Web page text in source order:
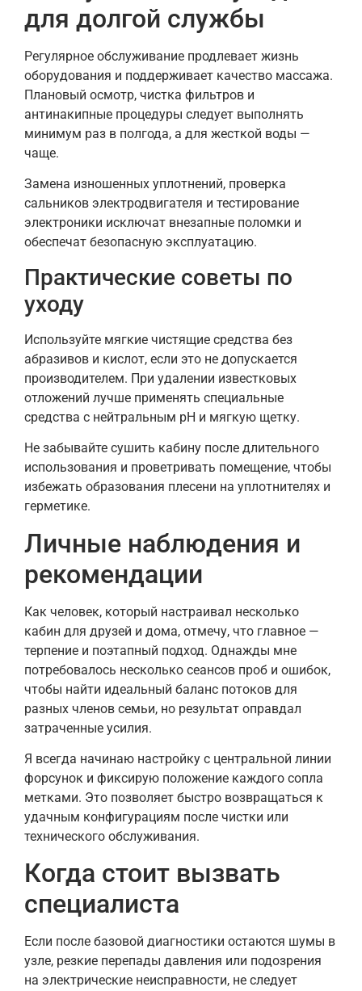
для долгой службы
Регулярное обслуживание продлевает жизнь
оборудования и поддерживает качество массажа.
Плановый осмотр, чистка фильтров и
антинакипные процедуры следует выполнять
минимум раз в полгода, а для жесткой воды —
чаще.
Замена изношенных уплотнений, проверка
сальников электродвигателя и тестирование
электроники исключат внезапные поломки и
обеспечат безопасную эксплуатацию.
Практические советы по
уходу
Используйте мягкие чистящие средства без
абразивов и кислот, если это не допускается
производителем. При удалении известковых
отложений лучше применять специальные
средства с нейтральным pH и мягкую щетку.
Не забывайте сушить кабину после длительного
использования и проветривать помещение, чтобы
избежать образования плесени на уплотнителях и
герметике.
Личные наблюдения и
рекомендации
Как человек, который настраивал несколько
кабин для друзей и дома, отмечу, что главное —
терпение и поэтапный подход. Однажды мне
потребовалось несколько сеансов проб и ошибок,
чтобы найти идеальный баланс потоков для
разных членов семьи, но результат оправдал
затраченные усилия.
Я всегда начинаю настройку с центральной линии
форсунок и фиксирую положение каждого сопла
метками. Это позволяет быстро возвращаться к
удачным конфигурациям после чистки или
технического обслуживания.
Когда стоит вызвать
специалиста
Если после базовой диагностики остаются шумы в
узле, резкие перепады давления или подозрения
на электрические неисправности, не следует